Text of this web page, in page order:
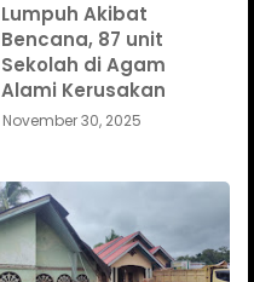
Lumpuh Akibat
Bencana, 87 unit
Sekolah di Agam
Alami Kerusakan
November 30, 2025